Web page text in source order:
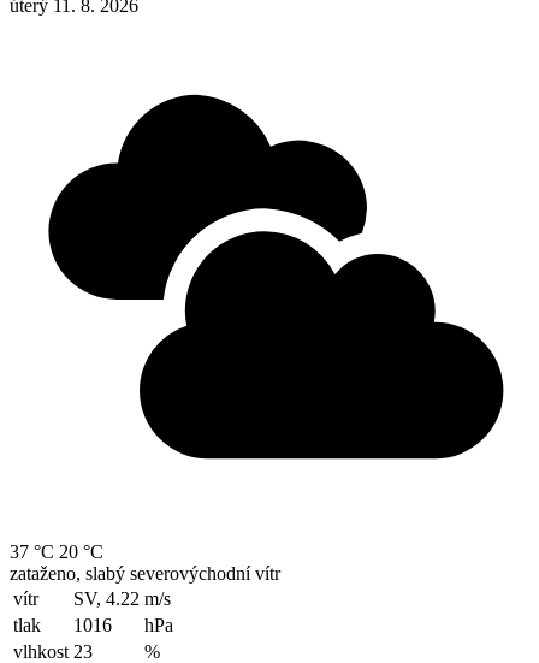
úterý 11. 8. 2026
37 °C 20 °C
zataženo, slabý severovýchodní vítr
vítr
SV, 4.22 m/s
tlak
1016
hPa
vlhkost 23
%